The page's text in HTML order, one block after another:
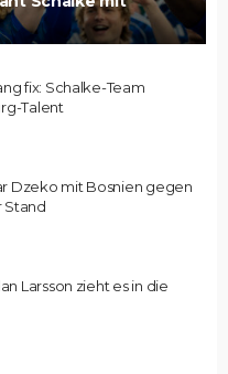
fix: Schalke-Team
Talent
Dzeko mit Bosnien gegen
Stand
Larsson zieht es in die